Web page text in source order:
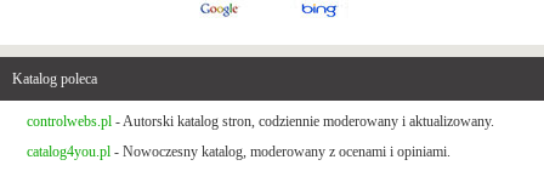
Katalog poleca
controlwebs.pl - Autorski katalog stron, codziennie moderowany i aktualizowany.
catalog4you.pl - Nowoczesny katalog, moderowany z ocenami i opiniami.